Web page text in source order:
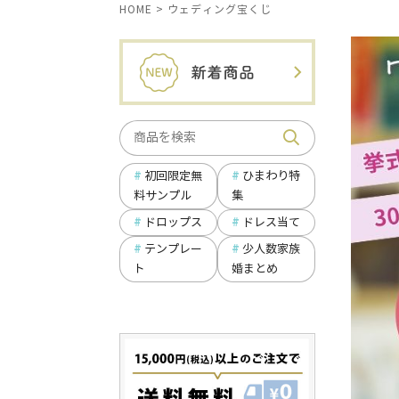
HOME ウェディング宝くじ
初回限定無
料サンプル
ひまわり特
集
ドロップス
ドレス当て
テンプレー
ト
少人数家族
婚まとめ